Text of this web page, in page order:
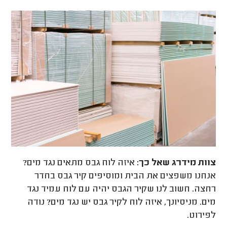
צוות מידרג שאל כך: איזה לוח גבס מתאים נגד מים?
אנחנו משפצים את הבית ומוסיפים קיר גבס בחדר
רחצה. חשוב לנו שקיר הגבס יהיה עם לוח עמיד נגד
מים. מניסיונך, איזה לוח לקיר גבס יש נגד מים? נודה
לפירוט.